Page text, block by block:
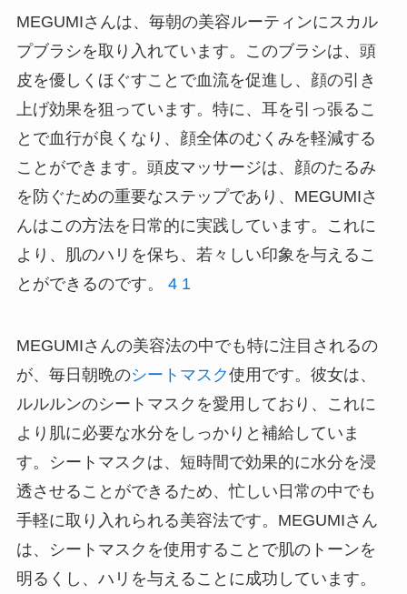
MEGUMIさんは、毎朝の美容ルーティンにスカル
プブラシを取り入れています。このブラシは、頭
皮を優しくほぐすことで血流を促進し、顔の引き
上げ効果を狙っています。特に、耳を引っ張るこ
とで血行が良くなり、顔全体のむくみを軽減する
ことができます。頭皮マッサージは、顔のたるみ
を防ぐための重要なステップであり、MEGUMIさ
んはこの方法を日常的に実践しています。これに
より、肌のハリを保ち、若々しい印象を与えるこ
とができるのです。 4 1
MEGUMIさんの美容法の中でも特に注目されるの
が、毎日朝晩のシートマスク使用です。彼女は、
ルルルンのシートマスクを愛用しており、これに
より肌に必要な水分をしっかりと補給していま
す。シートマスクは、短時間で効果的に水分を浸
透させることができるため、忙しい日常の中でも
手軽に取り入れられる美容法です。MEGUMIさん
は、シートマスクを使用することで肌のトーンを
明るくし、ハリを与えることに成功しています。